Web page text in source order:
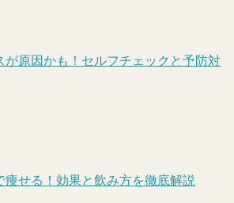
が原因かも！セルフチェックと予防対
痩せる！効果と飲み方を徹底解説